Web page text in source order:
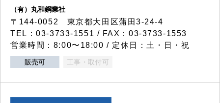
（有）丸和鋼業社
〒144-0052 東京都大田区蒲田3-24-4
TEL：03-3733-1551 / FAX：03-3733-1553
営業時間：8:00〜18:00 / 定休日：土・日・祝
販売可 工事・取付可